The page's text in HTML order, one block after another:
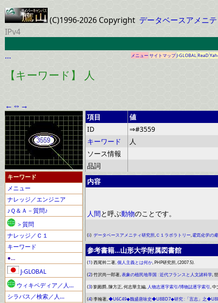
(C)1996-2026 Copyright データベースアメニ
IPv4
… メニューサイトマップJ-GLOBALReaD
【キーワード】 人
← ⇔ →
キーワード
メニュー
ナレッジ／エンジニア
♪Ｑ＆Ａ－質問♪
＞質問
ナレッジ／Ｃ１
キーワード
●…
J-GLOBAL
ウィキペディア／人…
シラバス／検索／人…
項目
値
ID
⇒#3559
キーワード
人
ソース情報
品詞
内容
人間と呼ぶ動物のことです。
(ⅰ) データベースアメニティ研究所,Ｃ１ラボラトリー,電気化学の庵
参考書籍…山形大学附属図書館
(1) 西尾幹二著,個人主義とは何か, PHP研究所, (2007.5).
(2) 竹沢尚一郎著,表象の植民地帝国 : 近代フランスと人文諸科学,
(3) 劉殿爵, 陳方正, 何志華主編, 人物志逐字索引/博物誌逐字索引, 中
(4) 李翰著,◆U6C49◆魏盛唐咏史◆U8BD7◆研究 :「言志」之